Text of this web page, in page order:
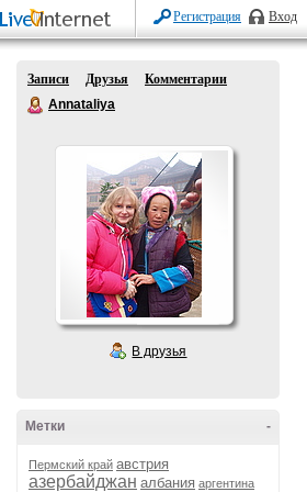
Регистрация Вход
Записи Друзья
Комментарии
Annataliya
В друзья
-
Метки
Пермский край австрия
азербайджан албания аргентина